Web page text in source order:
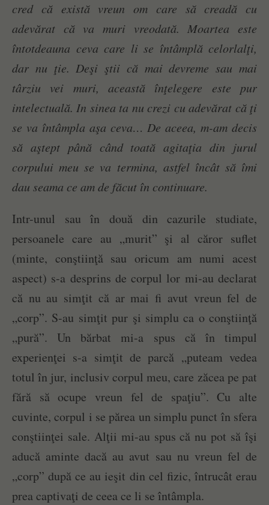
cred că există vreun om care să creadă cu
adevărat că va muri vreodată. Moartea este
întotdeauna ceva care li se întâmplă celorlalţi,
dar nu ţie. Deşi ştii că mai devreme sau mai
târziu vei muri, această înţelegere este pur
intelectuală. In sinea ta nu crezi cu adevărat că ţi
se va întâmpla aşa ceva… De aceea, m-am decis
să aştept până când toată agitaţia din jurul
corpului meu se va termina, astfel încât să îmi
dau seama ce am de făcut în continuare.
Intr-unul sau în două din cazurile studiate,
persoanele care au „murit” şi al căror suflet
(minte, conştiinţă sau oricum am numi acest
aspect) s-a desprins de corpul lor mi-au declarat
că nu au simţit că ar mai fi avut vreun fel de
„corp”. S-au simţit pur şi simplu ca o conştiinţă
„pură”. Un bărbat mi-a spus că în timpul
experienţei s-a simţit de parcă „puteam vedea
totul în jur, inclusiv corpul meu, care zăcea pe pat
fără să ocupe vreun fel de spaţiu”. Cu alte
cuvinte, corpul i se părea un simplu punct în sfera
conştiinţei sale. Alţii mi-au spus că nu pot să îşi
aducă aminte dacă au avut sau nu vreun fel de
„corp” după ce au ieşit din cel fizic, întrucât erau
prea captivaţi de ceea ce li se întâmpla.